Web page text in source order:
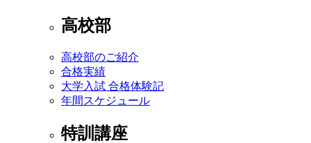
高校部
高校部のご紹介
合格実績
大学入試 合格体験記
年間スケジュール
特訓講座